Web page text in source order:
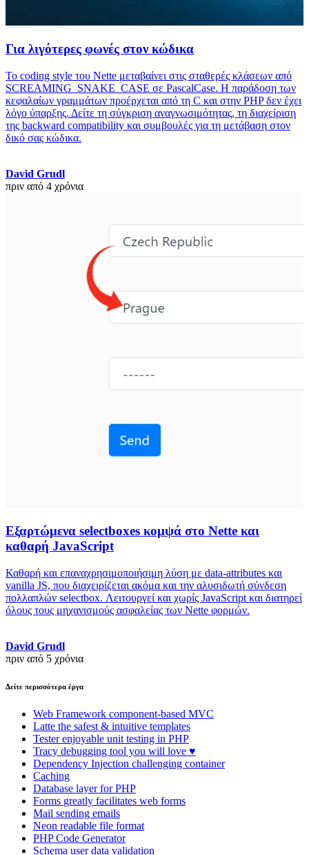
Για λιγότερες φωνές στον κώδικα
Το coding style του Nette μεταβαίνει στις σταθερές κλάσεων από
SCREAMING_SNAKE_CASE σε PascalCase. Η παράδοση των
κεφαλαίων γραμμάτων προέρχεται από τη C και στην PHP δεν έχει
λόγο ύπαρξης. Δείτε τη σύγκριση αναγνωσιμότητας, τη διαχείριση
της backward compatibility και συμβουλές για τη μετάβαση στον
δικό σας κώδικα.
David Grudl
πριν από 4 χρόνια
Εξαρτώμενα selectboxes κομψά στο Nette και
καθαρή JavaScript
Καθαρή και επαναχρησιμοποιήσιμη λύση με data-attributes και
vanilla JS, που διαχειρίζεται ακόμα και την αλυσιδωτή σύνδεση
πολλαπλών selectbox. Λειτουργεί και χωρίς JavaScript και διατηρεί
όλους τους μηχανισμούς ασφαλείας των Nette φορμών.
David Grudl
πριν από 5 χρόνια
Δείτε περισσότερα έργα
Web Framework component-based MVC
Latte the safest & intuitive templates
Testerenjoyable unit testing in PHP
Tracy debugging tool you will love ♥
Dependency Injection challenging container
Caching
Database layer for PHP
Forms greatly facilitates web forms
Mail sending emails
Neon readable file format
PHP Code Generator
Schema user data validation